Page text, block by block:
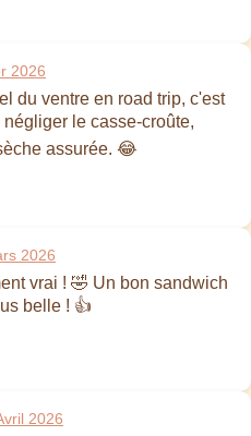
2026
du ventre en road trip, c'est
le casse-croûte,
assurée. 😂
2026
vrai ! 🤣 Un bon sandwich
belle ! 👍
2026